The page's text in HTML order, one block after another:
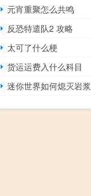
元宵重聚怎么共鸣
反恐特遣队2 攻略
太可了什么梗
货运运费入什么科目
迷你世界如何熄灭岩浆